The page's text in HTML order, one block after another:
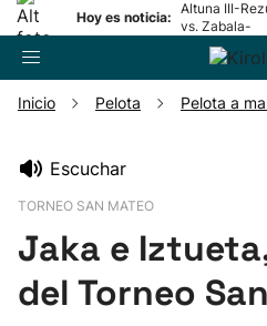
Hoy es noticia:
Altuna III-
vs. Zabala-
Zabaleta
Pelota
Inicio Pelota Pelota a
Escuchar
TORNEO SAN MATEO
Jaka e
del Torneo